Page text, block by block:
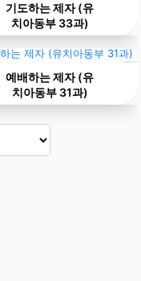
기도하는 제자 (유
치아동부 33과)
예배하는 제자 (유
치아동부 31과)